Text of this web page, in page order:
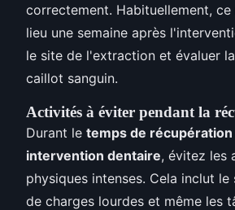
correctement. Habituellement,
lieu une semaine après
le site de l'extraction et évaluer
caillot sanguin.
Activités à éviter pendant la
Durant le temps de
intervention dentaire, évitez les
physiques intenses. Cela inclut
de charges lourdes et même les